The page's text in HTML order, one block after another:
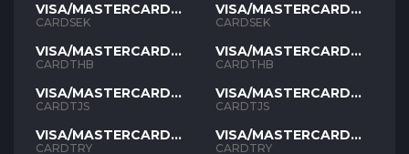
VISA/MASTERCARD
SEK
CARDSEK
VISA/MASTERCARD
THB
CARDTHB
VISA/MASTERCARD
TJS
CARDTJS
VISA/MASTERCARD
TYR
CARDTRY
VISA/MASTERCARD
SEK
CARDSEK
VISA/MASTERCARD
THB
CARDTHB
VISA/MASTERCARD
TJS
CARDTJS
VISA/MASTERCARD
TYR
CARDTRY